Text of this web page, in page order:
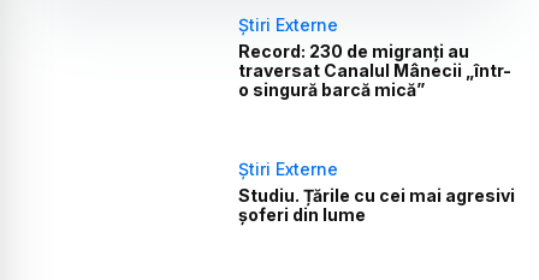
Știri Externe
Record: 230 de migranți au
traversat Canalul Mânecii „într-
o singură barcă mică”
Știri Externe
Studiu. Țările cu cei mai agresivi
șoferi din lume